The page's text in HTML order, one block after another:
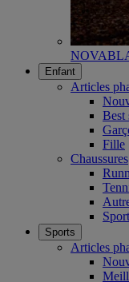
Enfant
Articles
Best
Fille
Chaussures
Sports
Articles